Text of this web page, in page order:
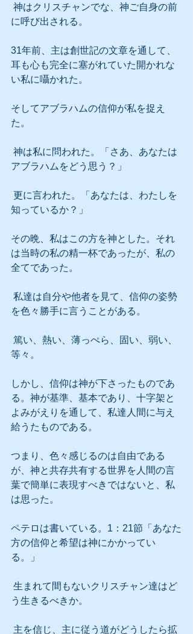
に呼び出される。
31年前、主は創世記の文章を通して、
耳も心も完全に塞がれていた開かれな
い私に囁かれた。
そしてアブラハムの信仰が私を捉え
た。
アブラハムをどう思う？」
知っているか？」
その晩、私はこの方を神とした。それ
は当時の私の精一杯であったが、私の
全てであった。
を色々勝手に言うことがある。
等々。
しかし、信仰は神が下さったものであ
る。神が基準、基本であり、十字架と
よみがえりを通して、私達人間に与え
給うたものである。
つまり、色々感じるのは自由である
が、神と共存共有する世界を人間の言
葉で簡単に表現すべきではないと、私
は思った。
ペテロは書いている。1：21節「あなた
方の信仰と希望は神にかかってい
る。」
う生きるべきか。